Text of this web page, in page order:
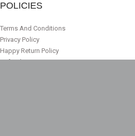
POLICIES
Terms And Conditions
Privacy Policy
Happy Return Policy
Refund